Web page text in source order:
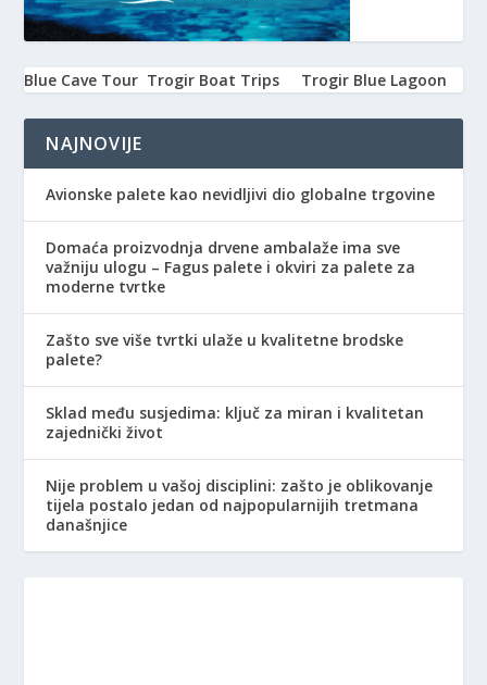
Blue Cave Tour Trogir Boat Trips Trogir Blue Lagoon
NAJNOVIJE
Avionske palete kao nevidljivi dio globalne trgovine
Domaća proizvodnja drvene ambalaže ima sve
važniju ulogu – Fagus palete i okviri za palete za
moderne tvrtke
Zašto sve više tvrtki ulaže u kvalitetne brodske
palete?
Sklad među susjedima: ključ za miran i kvalitetan
zajednički život
Nije problem u vašoj disciplini: zašto je oblikovanje
tijela postalo jedan od najpopularnijih tretmana
današnjice